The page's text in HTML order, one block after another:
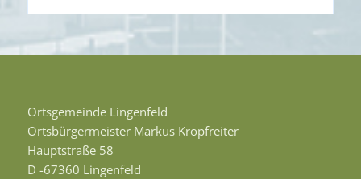
Ortsgemeinde Lingenfeld
Ortsbürgermeister Markus Kropfreiter
Hauptstraße 58
D -67360 Lingenfeld